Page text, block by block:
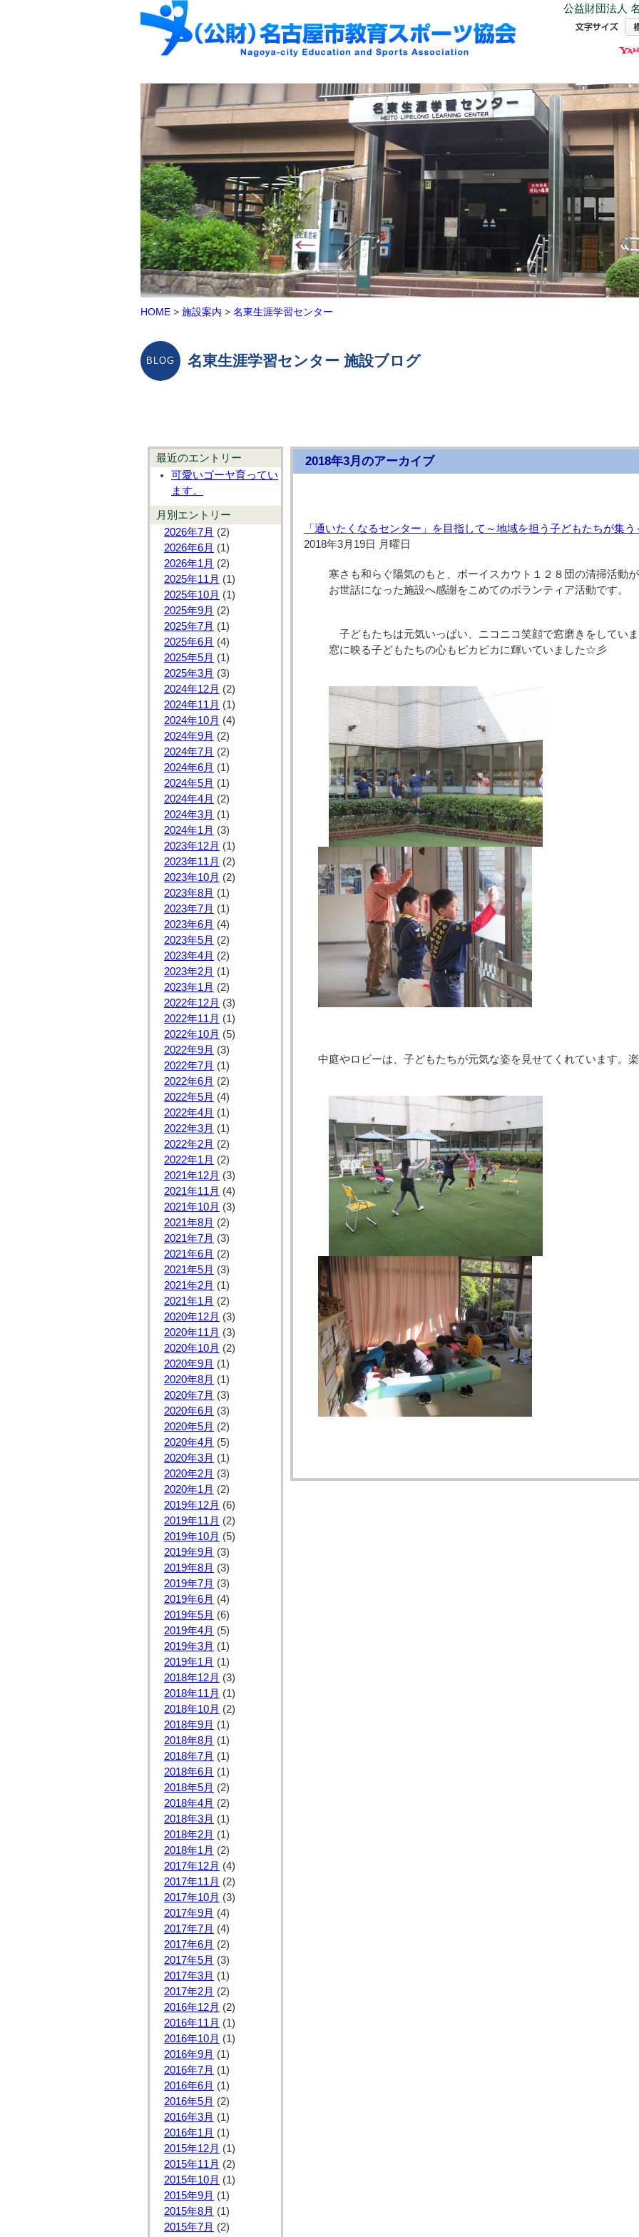
公益財団法人
HOME > 施設案内 > 名東生涯学習センター
名東生涯学習センター 施設ブログ
最近のエントリー
可愛いゴーヤ育ってい
ます。
月別エントリー
2026年7月 (2)
2026年6月 (1)
2026年1月 (2)
2025年11月 (1)
2025年10月 (1)
2025年9月 (2)
2025年7月 (1)
2025年6月 (4)
2025年5月 (1)
2025年3月 (3)
2024年12月 (2)
2024年11月 (1)
2024年10月 (4)
2024年9月 (2)
2024年7月 (2)
2024年6月 (1)
2024年5月 (1)
2024年4月 (2)
2024年3月 (1)
2024年1月 (3)
2023年12月 (1)
2023年11月 (2)
2023年10月 (2)
2023年8月 (1)
2023年7月 (1)
2023年6月 (4)
2023年5月 (2)
2023年4月 (2)
2023年2月 (1)
2023年1月 (2)
2022年12月 (3)
2022年11月 (1)
2022年10月 (5)
2022年9月 (3)
2022年7月 (1)
2022年6月 (2)
2022年5月 (4)
2022年4月 (1)
2022年3月 (1)
2022年2月 (2)
2022年1月 (2)
2021年12月 (3)
2021年11月 (4)
2021年10月 (3)
2021年8月 (2)
2021年7月 (3)
2021年6月 (2)
2021年5月 (3)
2021年2月 (1)
2021年1月 (2)
2020年12月 (3)
2020年11月 (3)
2020年10月 (2)
2020年9月 (1)
2020年8月 (1)
2020年7月 (3)
2020年6月 (3)
2020年5月 (2)
2020年4月 (5)
2020年3月 (1)
2020年2月 (3)
2020年1月 (2)
2019年12月 (6)
2019年11月 (2)
2019年10月 (5)
2019年9月 (3)
2019年8月 (3)
2019年7月 (3)
2019年6月 (4)
2019年5月 (6)
2019年4月 (5)
2019年3月 (1)
2019年1月 (1)
2018年12月 (3)
2018年11月 (1)
2018年10月 (2)
2018年9月 (1)
2018年8月 (1)
2018年7月 (1)
2018年6月 (1)
2018年5月 (2)
2018年4月 (2)
2018年3月 (1)
2018年2月 (1)
2018年1月 (2)
2017年12月 (4)
2017年11月 (2)
2017年10月 (3)
2017年9月 (4)
2017年7月 (4)
2017年6月 (2)
2017年5月 (3)
2017年3月 (1)
2017年2月 (2)
2016年12月 (2)
2016年11月 (1)
2016年10月 (1)
2016年9月 (1)
2016年7月 (1)
2016年6月 (1)
2016年5月 (2)
2016年3月 (1)
2016年1月 (1)
2015年12月 (1)
2015年11月 (2)
2015年10月 (1)
2015年9月 (1)
2015年8月 (1)
2015年7月 (2)
2018年3月のアーカイブ
「通いたくなるセンター」を目指して～地域を担う子どもたちが集う
2018年3月19日 月曜日
寒さも和らぐ陽気のもと、ボーイスカウト１２８団の清掃活動が
お世話になった施設へ感謝をこめてのボランティア活動です。
子どもたちは元気いっぱい、ニコニコ笑顔で窓磨きをしていま
窓に映る子どもたちの心もピカピカに輝いていました☆彡
中庭やロビーは、子どもたちが元気な姿を見せてくれています。